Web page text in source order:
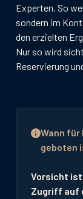
Experten. So
sondern im
den erzielten
Nur so wird
Reservierung
Wann für
geboten
Vorsicht ist
Zugriff auf